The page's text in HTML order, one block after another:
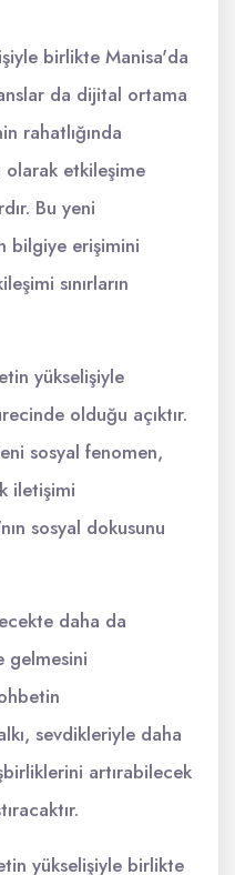
birlikte Manisa'da
da dijital ortama
rahatlığında
olarak etkileşime
Bu yeni
bilgiye erişimini
sınırların
yükselişiyle
olduğu açıktır.
sosyal fenomen,
iletişimi
sosyal dokusunu
daha da
gelmesini
sevdikleriyle daha
artırabilecek
yükselişiyle birlikte